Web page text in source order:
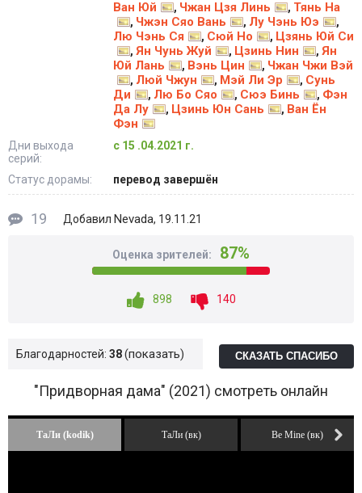
Ван Юй , Чжан Цзя Линь , Тянь На
, Чжэн Сяо Вань , Лу Чэнь Юэ ,
Лю Чэнь Ся , Сюй Но , Цзянь Юй Си
, Ян Чунь Жуй , Цзинь Нин , Ян
Юй Лань
, Вэнь Цин , Чжан Чжи Вэй
, Люй Чжун , Мэй Ли Эр , Сунь
Ди
, Лю Бо Сяо , Сюэ Бинь , Фэн
Да Лу
, Цзинь Юн Сань , Ван Ён
Фэн
Дни выхода
серий:
с 15 .04.2021 г.
Статус дорамы: перевод завершён
19 Добавил Nevada, 19.11.21
Оценка зрителей: 87%
898 140
Благодарностей: 38 показать СКАЗАТЬ СПАСИБО
"Придворная дама" (2021) смотреть онлайн
ТаЛи (kodik) ТаЛи (вк) Be Mine (вк)